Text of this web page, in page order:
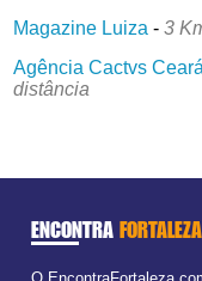
Magazine Luiza -3
Agência Cactvs Ceará
distância
ENCONTRA FORTALEZA